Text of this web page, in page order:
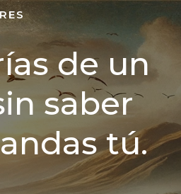
de un
saber
tú.